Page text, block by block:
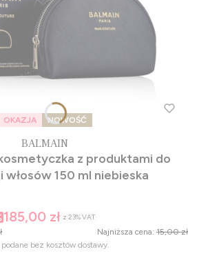
OKAZJA NOWOŚĆ
BALMAIN
z produktami do
pielegnacji włosów 150 ml niebieska
185,00 zł z 23%VAT
Najniższa cena: 15,00 zł
bez kosztów dostawy.